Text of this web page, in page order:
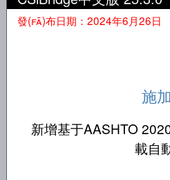
發(fā)布日期：2024年6月26日
施
新增基于AASHTO
載自